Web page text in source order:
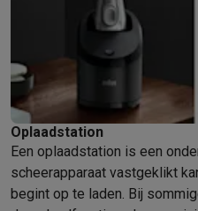
Kies jouw ideale
Sport & Ontspanning Hoe kies
Outlet
Alle outlet deals Outlet
Oplaadstation
Een oplaadstation is een
scheerapparaat vastgeklikt
begint op te laden. Bij